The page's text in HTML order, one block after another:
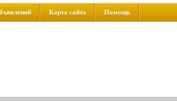
Карта сайта Помощь